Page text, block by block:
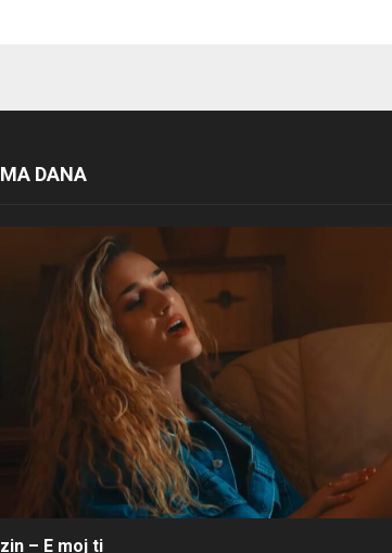
DANA
– E moj ti